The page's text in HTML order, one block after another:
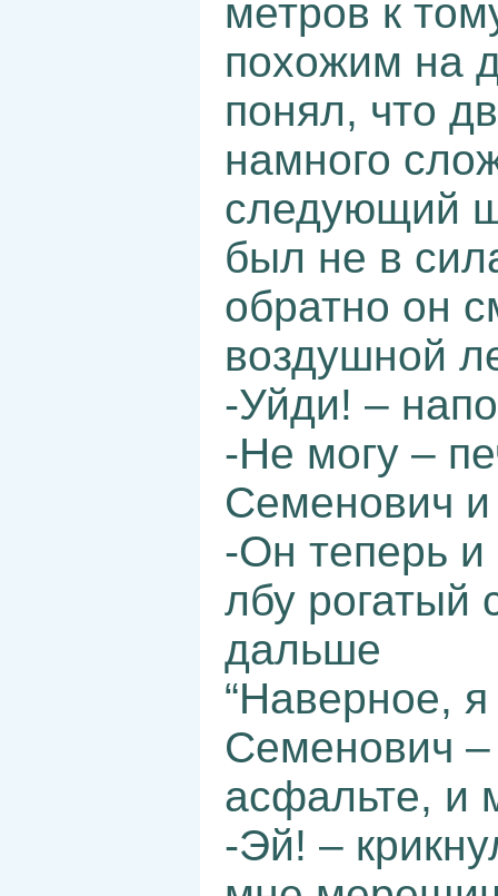
метров к
похожим на
понял, что
намного
следующий
был не в
обратно он
воздушной
-Уйди! –
-Не могу –
Семенович
-Он теперь и
лбу рогатый
дальше
“Наверное,
Семенович
асфальте, и
-Эй! –